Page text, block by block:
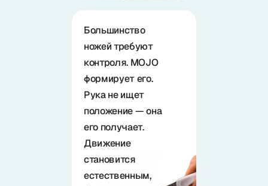
Большинство
ножей требуют
контроля. MOJO
формирует его.
Рука не ищет
положение — она
его получает.
Движение
становится
естественным,